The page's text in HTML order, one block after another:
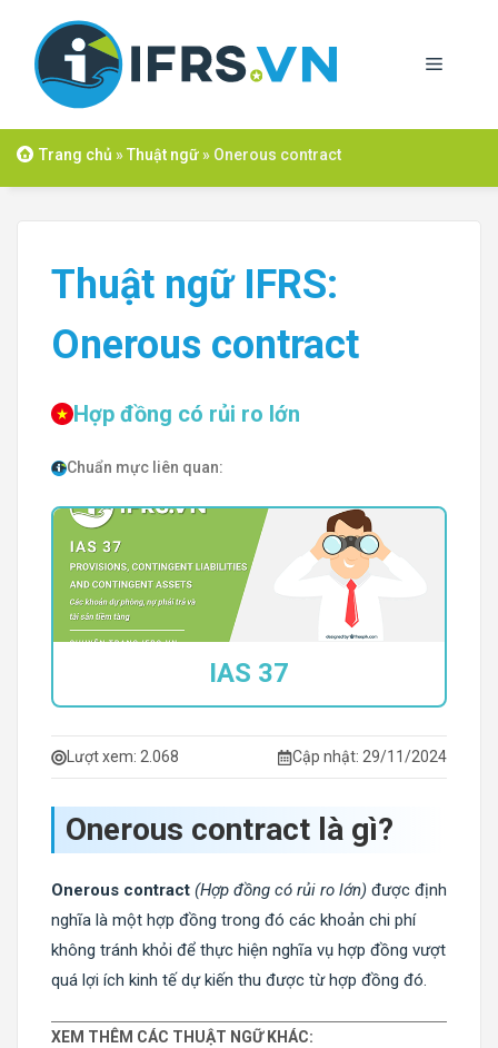
content
Menu
Trang chủ »Thuật ngữ» Onerous contract
Thuật ngữ IFRS:
Onerous contract
Hợp đồng có rủi ro lớn
Chuẩn mực liên quan:
IAS 37
Lượt xem: 2.068 Cập nhật: 29/11/2024
Onerous contract là gì?
Onerous contract (Hợp đồng có rủi ro lớn) được định
nghĩa là một hợp đồng trong đó các khoản chi phí
không tránh khỏi để thực hiện nghĩa vụ hợp đồng vượt
quá lợi ích kinh tế dự kiến thu được từ hợp đồng đó.
XEM THÊM CÁC THUẬT NGỮ KHÁC: